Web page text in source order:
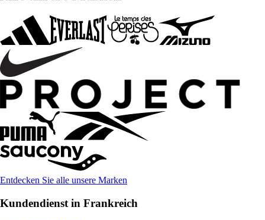
Entdecken Sie alle unsere Marken
Kundendienst in Frankreich